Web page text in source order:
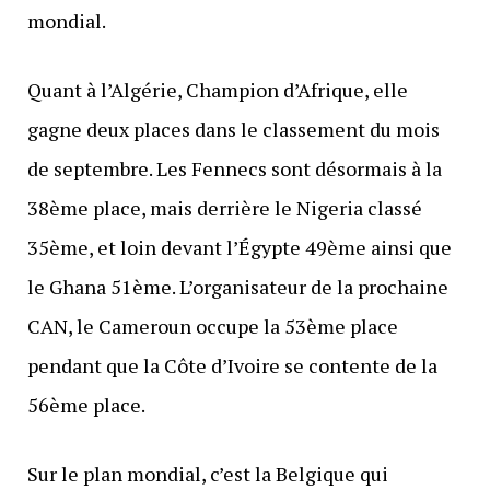
mondial.
Quant à l’Algérie, Champion d’Afrique, elle
gagne deux places dans le classement du mois
de septembre. Les Fennecs sont désormais à la
38ème place, mais derrière le Nigeria classé
35ème, et loin devant l’Égypte 49ème ainsi que
le Ghana 51ème. L’organisateur de la prochaine
CAN, le Cameroun occupe la 53ème place
pendant que la Côte d’Ivoire se contente de la
56ème place.
Sur le plan mondial, c’est la Belgique qui